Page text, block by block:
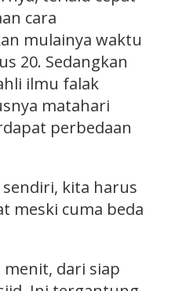
cara
mulainya waktu
20. Sedangkan
ilmu falak
matahari
perbedaan
kita harus
meski cuma beda
dari siap
Pj Bupati Inhil
Konsultasi Dana
dan Konstruksi
Di Daerah | Desember 8,